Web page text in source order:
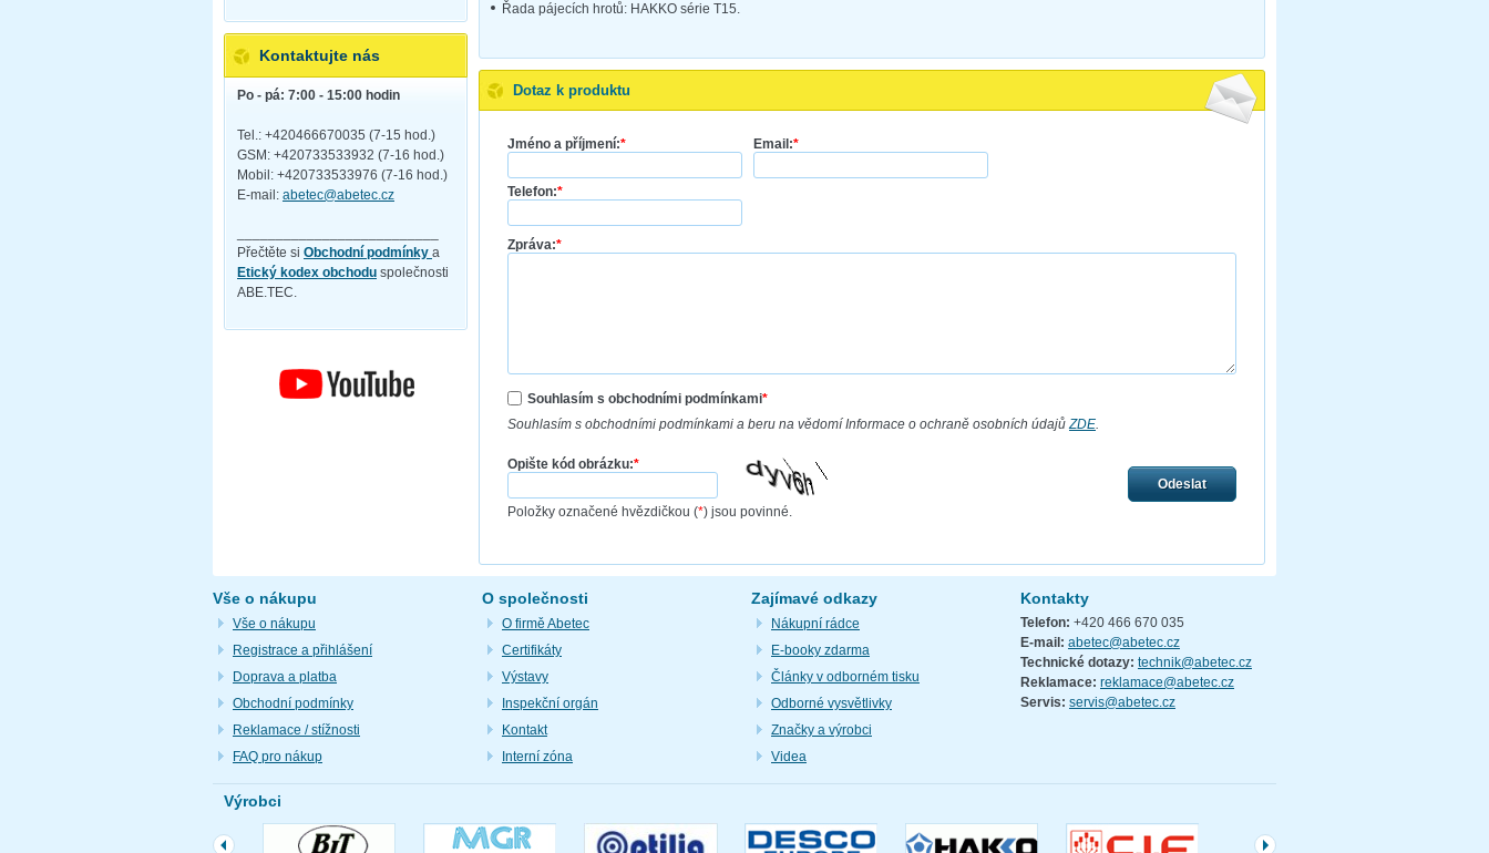
Řada pájecích hrotů: HAKKO série T15.
Dotaz k produktu
Jméno a příjmení:* Email:*
Telefon:*
Zpráva:*
Souhlasím s obchodními podmínkami*
Souhlasím s obchodními podmínkami a beru na vědomí Informace o ochraně osobních údajůZDE.
Opište kód obrázku:*
Položky označené hvězdičkou (*) jsou povinné.
Odeslat
Kontaktujte nás
Po - pá: 7:00 - 15:00 hodin
Tel.: +420466670035 (7-15 hod.)
GSM: +420733533932 (7-16 hod.)
Mobil: +420733533976 (7-16 hod.)
E-mail: abetec@abetec.cz
Přečtěte si Obchodní podmínky a
Etický kodex obchodu společnosti
ABE.TEC.
Vše o nákupu
Vše o nákupu
Registrace a přihlášení
Doprava a platba
Obchodní podmínky
Reklamace / stížnosti
FAQ pro nákup
O společnosti
O firmě Abetec
Certifikáty
Výstavy
Inspekční orgán
Kontakt
Interní zóna
Zajímavé odkazy
Nákupní rádce
E-booky zdarma
Články v odborném tisku
Odborné vysvětlivky
Značky a výrobci
Videa
Kontakty
Telefon: +420 466 670 035
E-mail: abetec@abetec.cz
Technické dotazy: technik@abetec.cz
Reklamace: reklamace@abetec.cz
Servis: servis@abetec.cz
Výrobci